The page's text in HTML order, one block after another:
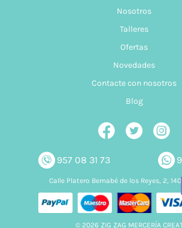
Nosotros
Talleres
Ofertas
Novedades
Contacte con nosotros
Blog
957 08 31 73
Calle Platero Bernabé de los Reyes, 2,
© 2026 ZIG ZAG MERCERÍA